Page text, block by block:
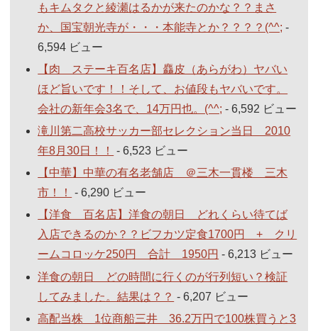
もキムタクと綾瀬はるかが来たのかな？？まさ
か、国宝朝光寺が・・・本能寺とか？？？？(^^; -
6,594 ビュー
【肉 ステーキ百名店】麤皮（あらがわ）ヤバい
ほど旨いです！！そして、お値段もヤバいです。
会社の新年会3名で、14万円也。(^^; - 6,592 ビュー
滝川第二高校サッカー部セレクション当日 2010
年8月30日！！
- 6,523 ビュー
【中華】中華の有名老舗店 ＠三木一貫楼 三木
市！！
- 6,290 ビュー
【洋食 百名店】洋食の朝日 どれくらい待てば
入店できるのか？？ビフカツ定食1700円 + クリ
ームコロッケ250円 合計 1950円 - 6,213 ビュー
洋食の朝日 どの時間に行くのが行列短い？検証
してみました。結果は？？ - 6,207 ビュー
高配当株 1位商船三井 36.2万円で100株買うと3